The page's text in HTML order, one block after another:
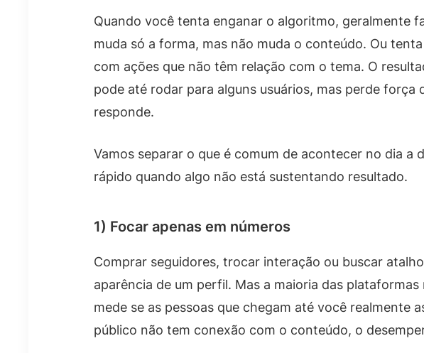
Quando você tenta enganar o algoritmo, geralmente
muda só a forma, mas não muda o conteúdo. Ou
com ações que não têm relação com o tema. O
pode até rodar para alguns usuários, mas perde força
responde.
Vamos separar o que é comum de acontecer no dia a
rápido quando algo não está sustentando resultado.
1) Focar apenas em números
Comprar seguidores, trocar interação ou buscar
aparência de um perfil. Mas a maioria das plataformas
mede se as pessoas que chegam até você realmente
público não tem conexão com o conteúdo, o